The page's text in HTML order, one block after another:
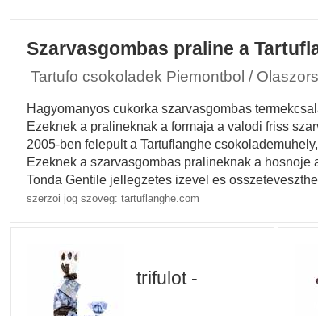
Szarvasgombas praline a
Tartufo csokoladek Piemontbol /
Hagyomanyos cukorka szarvasgombas
Ezeknek a pralineknak a formaja a valodi friss
2005-ben felepult a Tartuflanghe
Ezeknek a szarvasgombas pralineknak a
Tonda Gentile jellegzetes izevel es
szerzoi jog szoveg: tartuflanghe.com
trifulot -